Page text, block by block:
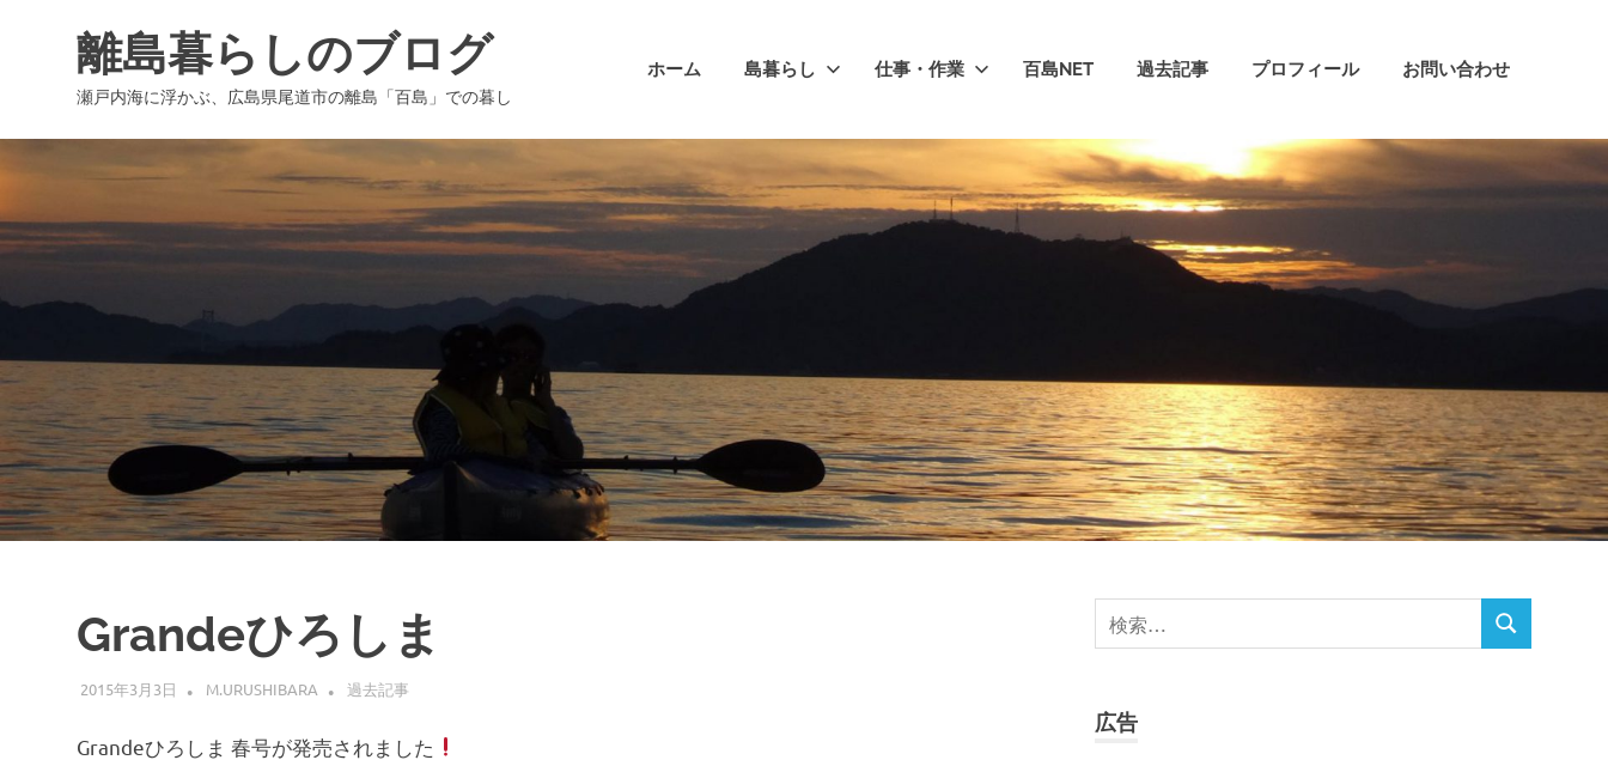
キ
ッ
離島暮らしのブログ
瀬戸内海に浮かぶ、広島県尾道市の離島「百島」での暮し
ホーム 島暮らし 仕事・作業 百島NET 過去記事 プロフィール お問い合わせ
Grandeひろしま
2015年3月3日 M.URUSHIBARA 過去記事
Grandeひろしま 春号が発売されました
検
索
検
広告